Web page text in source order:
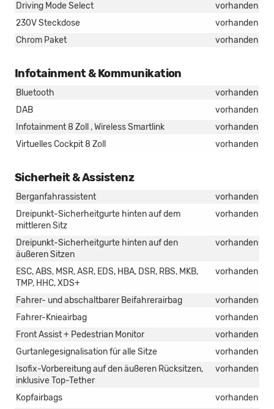
Driving Mode Select
vorhanden
230V Steckdose
vorhanden
Chrom Paket
vorhanden
Infotainment & Kommunikation
Bluetooth
vorhanden
DAB
vorhanden
Infotainment 8 Zoll , Wireless Smartlink
vorhanden
Virtuelles Cockpit 8 Zoll
vorhanden
Sicherheit & Assistenz
Berganfahrassistent
vorhanden
Dreipunkt-Sicherheitgurte hinten auf dem
mittleren Sitz
vorhanden
Dreipunkt-Sicherheitgurte hinten auf den
äußeren Sitzen
vorhanden
ESC, ABS, MSR, ASR, EDS, HBA, DSR, RBS, MKB,
TMP, HHC, XDS+
vorhanden
Fahrer- und abschaltbarer Beifahrerairbag
vorhanden
Fahrer-Knieairbag
vorhanden
Front Assist + Pedestrian Monitor
vorhanden
Gurtanlegesignalisation für alle Sitze
vorhanden
Isofix-Vorbereitung auf den äußeren Rücksitzen,
inklusive Top-Tether
vorhanden
Kopfairbags
vorhanden